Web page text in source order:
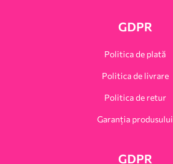
GDPR
Politica de plată
Politica de livrare
Politica de retur
Garanția produsului
GDPR